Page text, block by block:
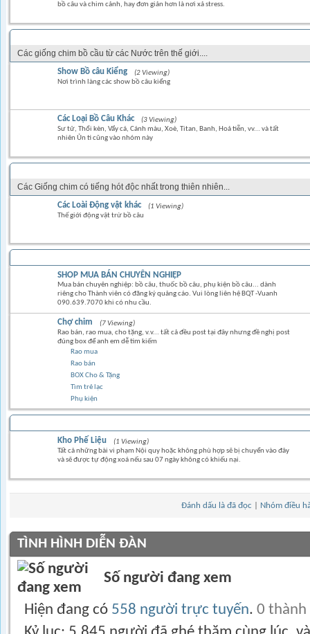
bồ câu và chim cảnh, hay đơn giản hơn là nơi xả stress.
Các giống chim bồ cầu từ các Nước trên thế giới....
Show Bồ câu Kiểng
(2 Viewing)
Nơi trình làng các show bồ câu kiểng
Các Loại Bồ Câu Khác
(3 Viewing)
Sư tử, Thổi kèn, Vẩy cá, Cánh màu, Xoè, Titan, Banh, Hoả tiễn, vv... và tất
nhiên Ủn tì cũng vào nhóm này
Các Giống chim có tiếng hót độc nhất trong thiên nhiên...
Các Loài Động vật khác
(1 Viewing)
Thế giới động vật trừ bồ câu
SHOP MUA BÁN CHUYÊN NGHIỆP
Mua bán chuyên nghiệp: bồ câu, thuốc bồ câu, phụ kiện bồ câu... dành
riêng cho Thành viên có đăng ký quảng cáo. Vui lòng liên hệ BQT -Vuanh
090.639.7070 khi có nhu cầu.
Chợ chim
(7 Viewing)
Rao bán, rao mua, cho tặng, v.v... tất cả đều post tại đây nhưng đề nghị post
đúng box để anh em dễ tìm kiếm
Rao mua
Rao bán
BOX Cho & Tặng
Tìm trẻ lạc
Phụ kiện
Kho Phế Liệu
(1 Viewing)
Tất cả những bài vi phạm Nội quy hoặc không phù hợp sẽ bị chuyển vào đây
và sẽ được tự động xoá nếu sau 07 ngày không có khiếu nại.
Đánh dấu là đã đọc Nhóm điều
TÌNH HÌNH DIỄN ĐÀN
Số người đang xem
Hiện đang có 558 người trực tuyến. 0 thành